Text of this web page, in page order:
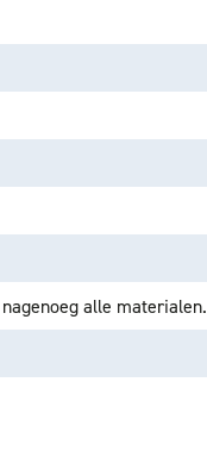
alle materialen.